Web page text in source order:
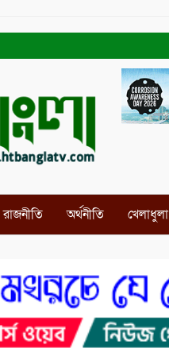
রাজনীতি অর্থনীতি খেলাধুলা